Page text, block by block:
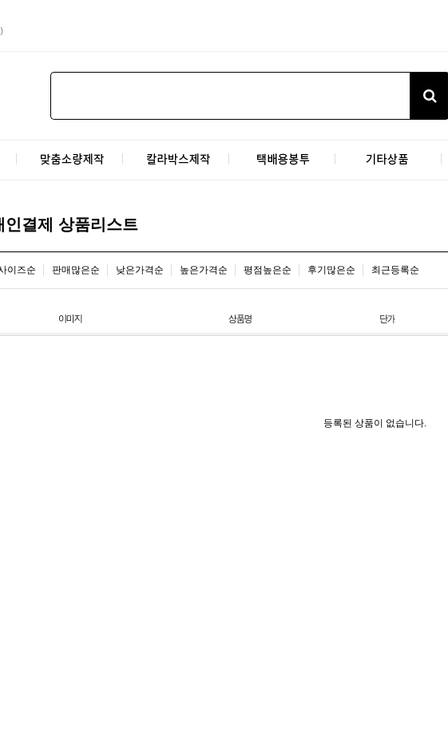
인결제 상품리스트
이즈순 판매많은순 낮은가격순 높은가격순 평점높은순 후기많은순 최근등록순
등록된 상품이 없습니다.